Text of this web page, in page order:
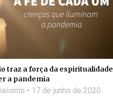
traz a força da espiritualidade
a pandemia
17 de junho de 2020